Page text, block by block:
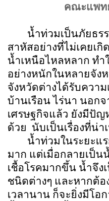
คณะแพท
น้ำท่วมเป็นภัยธ
สาหัสอย่างที่ไม่เคยเ
น้ำเหนือไหลหลาก ท
อย่างหนักในหลายจัง
จังหวัดต่างได้รับควา
บ้านเรือน ไร่นา นอก
เศรษฐกิจแล้ว ยังมีปั
ด้วย นับเป็นเรื่องที่น่า
น้ำท่วมในระยะแ
มาก แต่เมื่อกลายเป็น
เชื้อโรคมากขึ้น น้ำจึง
ชนิดต่างๆ และหากต้
เวลานาน ก็จะยิ่งมีโอ